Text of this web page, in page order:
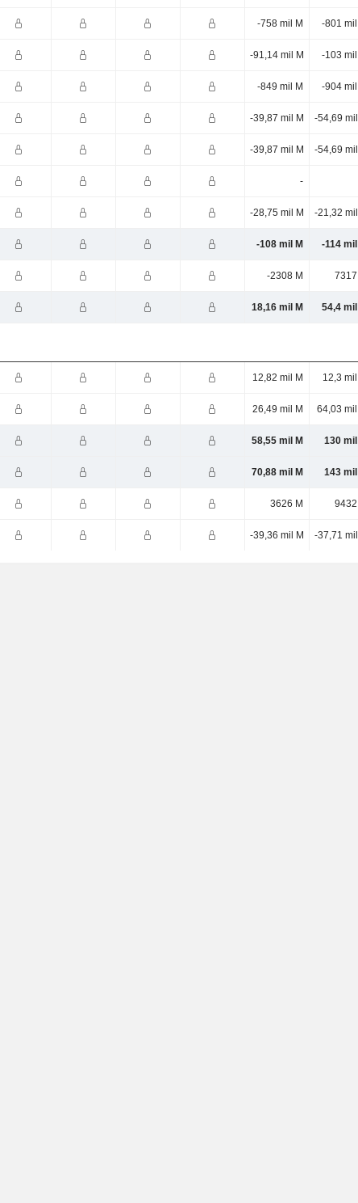
-758 mil M -801 mil
-91,14 mil M -103 mil
-849 mil M -904 mil
-39,87 mil M -54,69
-39,87 mil M -54,69
-
-28,75 mil M -21,32
-108 mil M -114 mil
-2308 M 7317
18,16 mil M 54,4 mil
12,82 mil M 12,3 mil
26,49 mil M 64,03 mil
58,55 mil M 130 mil
70,88 mil M 143 mil
3626 M 9432
-39,36 mil M -37,71